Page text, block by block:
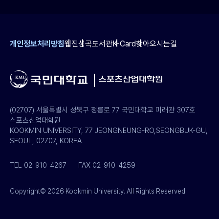
개인정보처리방침웹진성곡도서관K-Card찾아오시는길
(02707) 서울특별시 성북구 정릉로 77 국민대학교 미래관 307호
스포츠산업대학원
KOOKMIN UNIVERSITY, 77 JEONGNEUNG-RO,SEONGBUK-GU,
SEOUL, 02707, KOREA
TEL 02-910-4267 FAX 02-910-4259
Copyright© 2026 Kookmin University. All Rights Reserved.